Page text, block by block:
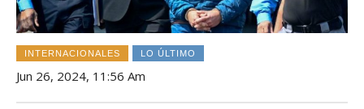
INTERNACIONALES LO ÚLTIMO
Jun 26, 2024, 11:56 Am